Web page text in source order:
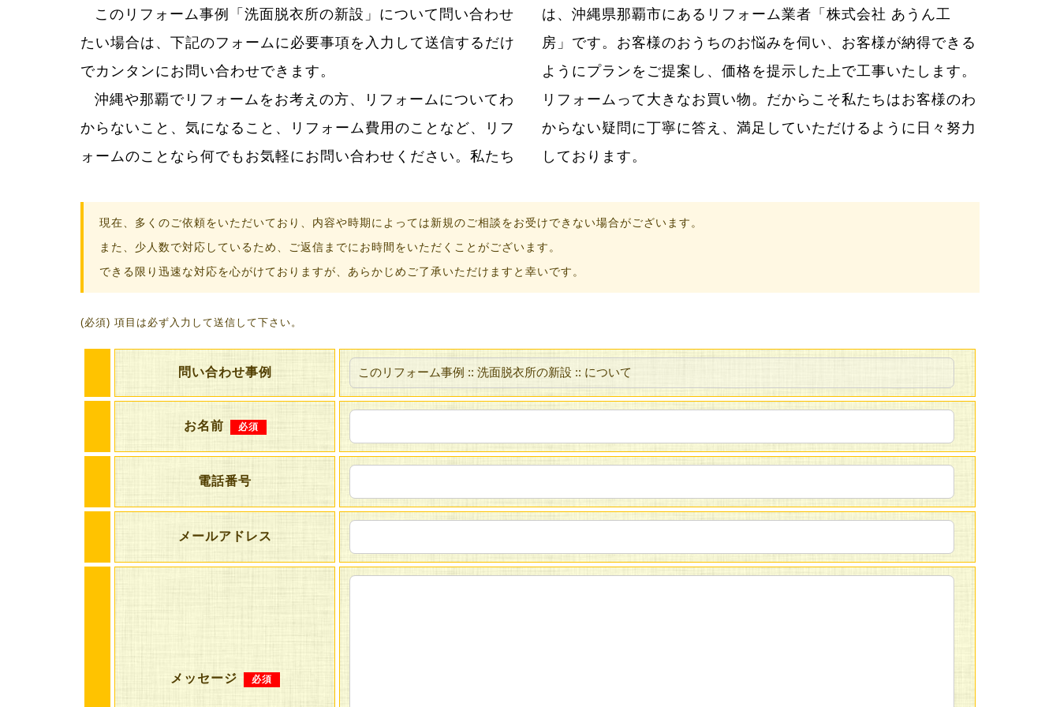
このリフォーム事例「洗面脱衣所の新設」について問い合わせ
たい場合は、下記のフォームに必要事項を入力して送信するだけ
でカンタンにお問い合わせできます。
沖縄や那覇でリフォームをお考えの方、リフォームについてわ
からないこと、気になること、リフォーム費用のことなど、リフ
ォームのことなら何でもお気軽にお問い合わせください。私たち
は、沖縄県那覇市にあるリフォーム業者「株式会社 あうん工
房」です。お客様のおうちのお悩みを伺い、お客様が納得できる
ようにプランをご提案し、価格を提示した上で工事いたします。
リフォームって大きなお買い物。だからこそ私たちはお客様のわ
からない疑問に丁寧に答え、満足していただけるように日々努力
しております。
現在、多くのご依頼をいただいており、内容や時期によっては新規のご相談をお受けできない場合がございます。
また、少人数で対応しているため、ご返信までにお時間をいただくことがございます。
できる限り迅速な対応を心がけておりますが、あらかじめご了承いただけますと幸いです。
(必須) 項目は必ず入力して送信して下さい。
問い合わせ事例
お名前 必須
電話番号
メールアドレス
メッセージ 必須